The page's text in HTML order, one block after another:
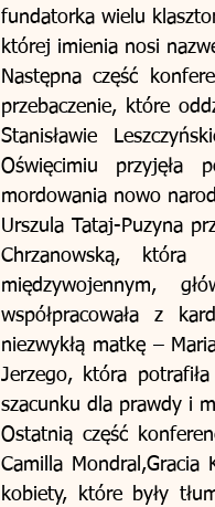
fundatorka wielu
której imienia nosi
Następna część
przebaczenie, które
Stanisławie
Oświęcimiu przyjęła
mordowania nowo
Urszula Tataj-Puzyna
Chrzanowską, która
międzywojennym,
współpracowała z
niezwykłą matkę –
Jerzego, która
szacunku dla prawdy i
Ostatnią część
Camilla Mondral,Gracia
kobiety, które były